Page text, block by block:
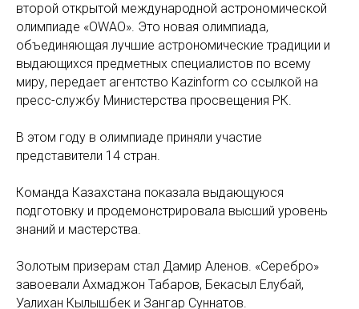
второй открытой международной астрономической
олимпиаде «OWAO». Это новая олимпиада,
объединяющая лучшие астрономические традиции и
выдающихся предметных специалистов по всему
миру, передает агентство Kazinform со ссылкой на
пресс-службу Министерства просвещения РК.
В этом году в олимпиаде приняли участие
представители 14 стран.
Команда Казахстана показала выдающуюся
подготовку и продемонстрировала высший уровень
знаний и мастерства.
Золотым призерам стал Дамир Аленов. «Серебро»
завоевали Ахмаджон Табаров, Бекасыл Елубай,
Уалихан Кылышбек и Зангар Суннатов.